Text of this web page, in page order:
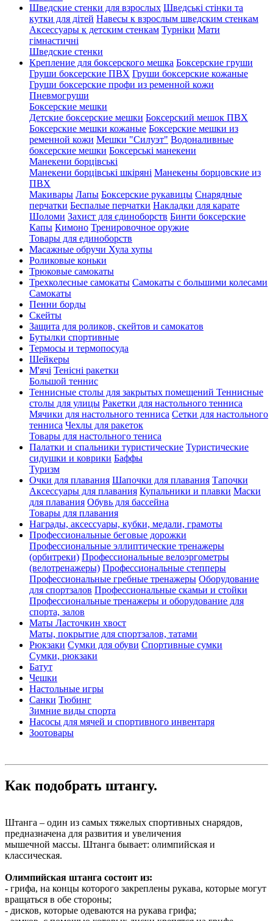
Шведские стенки для взрослых Шведські стінки та
кутки для дітей Навесы к взрослым шведским стенкам
Аксессуары к детским стенкам Турніки Мати
гімнастичні
Шведские стенки
Крепление для боксерского мешка Боксерские груши
Груши боксерские ПВХ Груши боксерские кожаные
Груши боксерские профи из ременной кожи
Пневмогруши
Боксерские мешки
Детские боксерские мешки Боксерский мешок ПВХ
Боксерские мешки кожаные Боксерские мешки из
ременной кожи Мешки "Силуэт" Водоналивные
боксерские мешки Боксерські манекени
Манекени борцівські
Манекени борцівські шкіряні Манекены борцовские из
ПВХ
Макивары Лапы Боксерские рукавицы Снарядные
перчатки Беспалые перчатки Накладки для карате
Шоломи Захист для єдиноборств Бинти боксерские
Капы Кимоно Тренировочное оружие
Товары для единоборств
Масажные обручи Хула хупы
Роликовые коньки
Трюковые самокаты
Трехколесные самокаты Самокаты с большими колесами
Cамокаты
Пенни борды
Скейты
Защита для роликов, скейтов и самокатов
Бутылки спортивные
Термосы и термопосуда
Шейкеры
М'ячі Тенісні ракетки
Большой теннис
Теннисные столы для закрытых помещений Теннисные
столы для улицы Ракетки для настольного тенниса
Мячики для настольного тенниса Сетки для настольного
тенниса Чехлы для ракеток
Товары для настольного тениса
Палатки и спальники туристические Туристические
сидушки и коврики Баффы
Туризм
Очки для плавания Шапочки для плавания Тапочки
Аксессуары для плавания Купальники и плавки Маски
для плавания Обувь для бассейна
Товары для плавания
Награды, аксессуары, кубки, медали, грамоты
Профессиональные беговые дорожки
Профессиональные эллиптические тренажеры
(орбитреки) Профессиональные велоэргометры
(велотренажеры) Профессиональные cтепперы
Профессиональные гребные тренажеры Оборудование
для спортзалов Профессиональные скамьи и стойки
Профессиональные тренажеры и оборудование для
спорта, залов
Маты Ласточкин хвост
Маты, покрытие для спортзалов, татами
Рюкзаки Сумки для обуви Спортивные сумки
Сумки, рюкзаки
Батут
Чешки
Настольные игры
Санки Тюбинг
Зимние виды спорта
Насосы для мячей и спортивного инвентаря
Зоотовары
Как подобрать штангу.
Штанга – один из самых тяжелых спортивных снарядов,
предназначена для развития и увеличения
мышечной массы. Штанга бывает: олимпийская и
классическая.
Олимпийская штанга состоит из:
- грифа, на концы которого закреплены рукава, которые могут
вращаться в обе стороны;
- дисков, которые одеваются на рукава грифа;